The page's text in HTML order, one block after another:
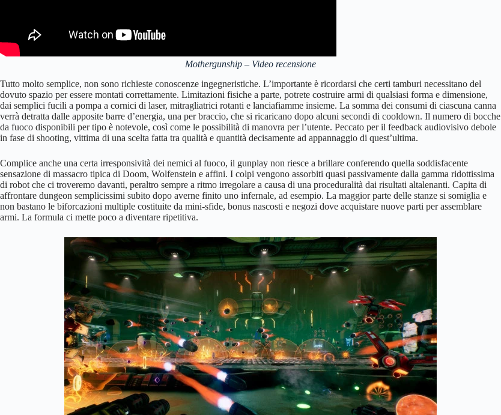
Mothergunship – Video recensione
Tutto molto semplice, non sono richieste conoscenze ingegneristiche. L’importante è ricordarsi che certi tamburi necessitano del
dovuto spazio per essere montati correttamente. Limitazioni fisiche a parte, potrete costruire armi di qualsiasi forma e dimensione,
dai semplici fucili a pompa a cornici di laser, mitragliatrici rotanti e lanciafiamme insieme. La somma dei consumi di ciascuna canna
verrà detratta dalle apposite barre d’energia, una per braccio, che si ricaricano dopo alcuni secondi di cooldown. Il numero di bocche
da fuoco disponibili per tipo è notevole, così come le possibilità di manovra per l’utente. Peccato per il feedback audiovisivo debole
in fase di shooting, vittima di una scelta fatta tra qualità e quantità decisamente ad appannaggio di quest’ultima.
Complice anche una certa irresponsività dei nemici al fuoco, il gunplay non riesce a brillare conferendo quella soddisfacente
sensazione di massacro tipica di Doom, Wolfenstein e affini. I colpi vengono assorbiti quasi passivamente dalla gamma ridottissima
di robot che ci troveremo davanti, peraltro sempre a ritmo irregolare a causa di una proceduralità dai risultati altalenanti. Capita di
affrontare dungeon semplicissimi subito dopo averne finito uno infernale, ad esempio. La maggior parte delle stanze si somiglia e
non bastano le biforcazioni multiple costituite da mini-sfide, bonus nascosti e negozi dove acquistare nuove parti per assemblare
armi. La formula ci mette poco a diventare ripetitiva.